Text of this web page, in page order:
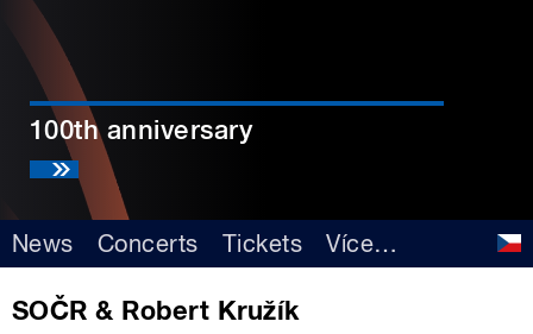
100th anniversary
News Concerts Tickets Více…
SOČR & Robert Kružík